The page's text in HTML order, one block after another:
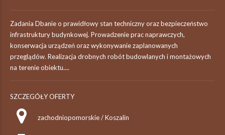
Zadania Dbanie o prawidłowy stan techniczny oraz bezpieczeństwo
infrastruktury budynkowej. Prowadzenie prac naprawczych,
konserwacja urządzeń oraz wykonywanie zaplanowanych
przeglądów. Realizacja drobnych robót budowlanych i montażowych
na terenie obiektu....
SZCZEGÓŁY OFERTY
zachodniopomorskie / Koszalin